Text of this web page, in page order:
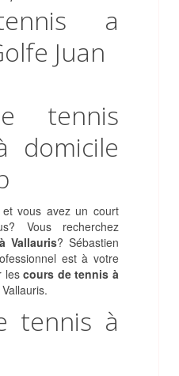
tennis
domicile
et vous avez un court
Vous recherchez
Vallauris? Sébastien
est à votre
lescours de tennis à
tennis à